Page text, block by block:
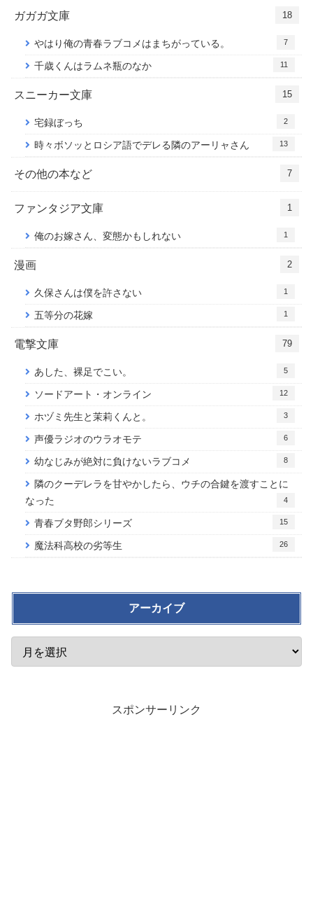
ガガガ文庫 18
やはり俺の青春ラブコメはまちがっている。 7
千歳くんはラムネ瓶のなか 11
スニーカー文庫 15
宅録ぼっち 2
時々ボソッとロシア語でデレる隣のアーリャさん 13
その他の本など 7
ファンタジア文庫 1
俺のお嫁さん、変態かもしれない 1
漫画 2
久保さんは僕を許さない 1
五等分の花嫁 1
電撃文庫 79
あした、裸足でこい。 5
ソードアート・オンライン 12
ホヅミ先生と茉莉くんと。 3
声優ラジオのウラオモテ 6
幼なじみが絶対に負けないラブコメ 8
隣のクーデレラを甘やかしたら、ウチの合鍵を渡すことに
なった
4
青春ブタ野郎シリーズ 15
魔法科高校の劣等生 26
アーカイブ
スポンサーリンク